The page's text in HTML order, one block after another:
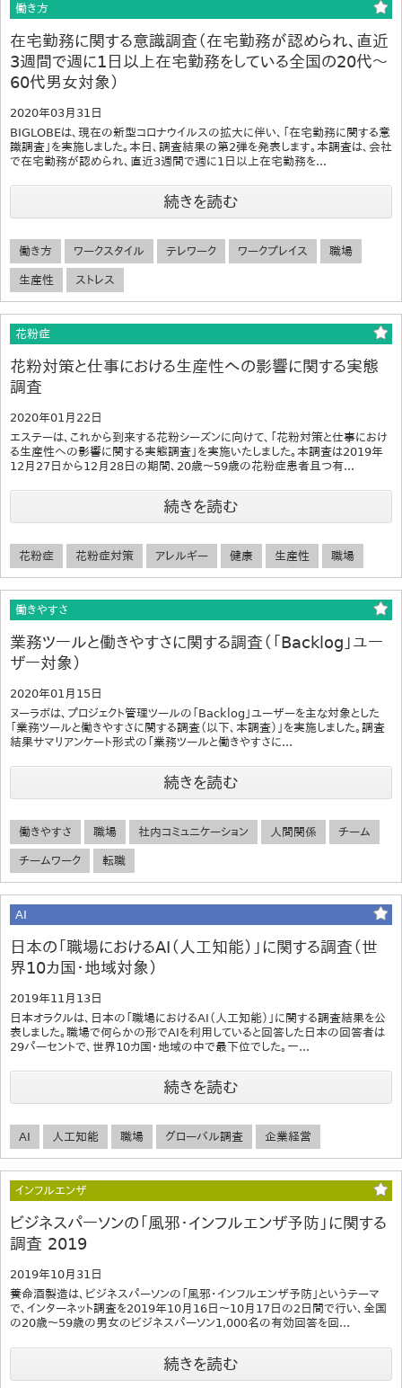
働き方
在宅勤務に関する意識調査（在宅勤務が認められ、直近
3週間で週に1日以上在宅勤務をしている全国の20代～
60代男女対象）
2020年03月31日
BIGLOBEは、現在の新型コロナウイルスの拡大に伴い、「在宅勤務に関する意
識調査」を実施しました。本日、調査結果の第2弾を発表します。本調査は、会社
で在宅勤務が認められ、直近3週間で週に1日以上在宅勤務を...
続きを読む
働き方 ワークスタイル テレワーク ワークプレイス 職場
生産性 ストレス
花粉症
花粉対策と仕事における生産性への影響に関する実態
調査
2020年01月22日
エステーは、これから到来する花粉シーズンに向けて、「花粉対策と仕事におけ
る生産性への影響に関する実態調査」を実施いたしました。本調査は2019年
12月27日から12月28日の期間、20歳～59歳の花粉症患者且つ有...
続きを読む
花粉症 花粉症対策 アレルギー 健康 生産性 職場
働きやすさ
業務ツールと働きやすさに関する調査（「Backlog」ユー
ザー対象）
2020年01月15日
ヌーラボは、プロジェクト管理ツールの「Backlog」ユーザーを主な対象とした
「業務ツールと働きやすさに関する調査（以下、本調査）」を実施しました。調査
結果サマリアンケート形式の「業務ツールと働きやすさに...
続きを読む
働きやすさ 職場 社内コミュニケーション 人間関係 チーム
チームワーク 転職
AI
日本の「職場におけるAI（人工知能）」に関する調査（世
界10カ国・地域対象）
2019年11月13日
日本オラクルは、日本の「職場におけるAI（人工知能）」に関する調査結果を公
表しました。職場で何らかの形でAIを利用していると回答した日本の回答者は
29パーセントで、世界10カ国・地域の中で最下位でした。一...
続きを読む
AI 人工知能 職場 グローバル調査 企業経営
インフルエンザ
ビジネスパーソンの「風邪・インフルエンザ予防」に関する
調査 2019
2019年10月31日
養命酒製造は、ビジネスパーソンの「風邪・インフルエンザ予防」というテーマ
で、インターネット調査を2019年10月16日～10月17日の2日間で行い、全国
の20歳～59歳の男女のビジネスパーソン1,000名の有効回答を回...
続きを読む